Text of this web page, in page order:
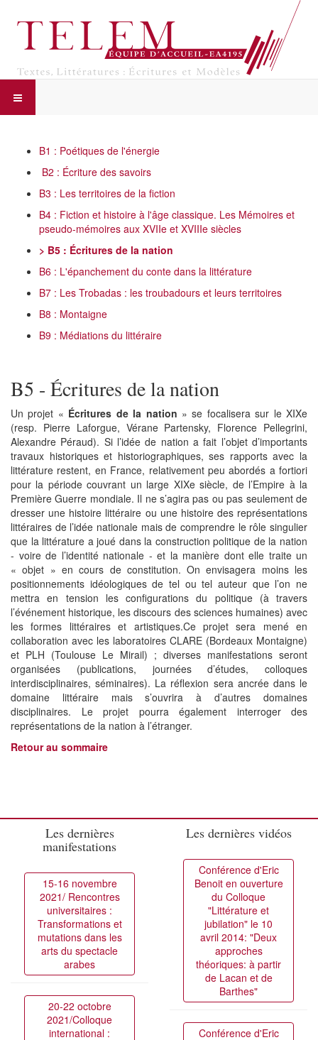
B1 : Poétiques de l'énergie
B2 : Écriture des savoirs
B3 : Les territoires de la fiction
B4 : Fiction et histoire à l'âge classique. Les Mémoires et
pseudo-mémoires aux XVIIe et XVIIIe siècles
> B5 : Écritures de la nation
B6 : L'épanchement du conte dans la littérature
B7 : Les Trobadas : les troubadours et leurs territoires
B8 : Montaigne
B9 : Médiations du littéraire
B5 - Écritures de la nation
Un projet « Écritures de la nation » se focalisera sur le XIXe
(resp. Pierre Laforgue, Vérane Partensky, Florence Pellegrini,
Alexandre Péraud). Si l’idée de nation a fait l’objet d’importants
travaux historiques et historiographiques, ses rapports avec la
littérature restent, en France, relativement peu abordés a fortiori
pour la période couvrant un large XIXe siècle, de l’Empire à la
Première Guerre mondiale. Il ne s’agira pas ou pas seulement de
dresser une histoire littéraire ou une histoire des représentations
littéraires de l’idée nationale mais de comprendre le rôle singulier
que la littérature a joué dans la construction politique de la nation
- voire de l’identité nationale - et la manière dont elle traite un
« objet » en cours de constitution. On envisagera moins les
positionnements idéologiques de tel ou tel auteur que l’on ne
mettra en tension les configurations du politique (à travers
l’événement historique, les discours des sciences humaines) avec
les formes littéraires et artistiques.Ce projet sera mené en
collaboration avec les laboratoires CLARE (Bordeaux Montaigne)
et PLH (Toulouse Le Mirail) ; diverses manifestations seront
organisées (publications, journées d’études, colloques
interdisciplinaires, séminaires). La réflexion sera ancrée dans le
domaine littéraire mais s’ouvrira à d’autres domaines
disciplinaires. Le projet pourra également interroger des
représentations de la nation à l’étranger.
Retour au sommaire
Les dernières
manifestations
15-16 novembre
2021/ Rencontres
universitaires :
Transformations et
mutations dans les
arts du spectacle
arabes
20-22 octobre
2021/Colloque
international :
Les dernières vidéos
Conférence d'Eric
Benoit en ouverture
du Colloque
"Littérature et
jubilation" le 10
avril 2014: "Deux
approches
théoriques: à partir
de Lacan et de
Barthes"
Conférence d'Eric